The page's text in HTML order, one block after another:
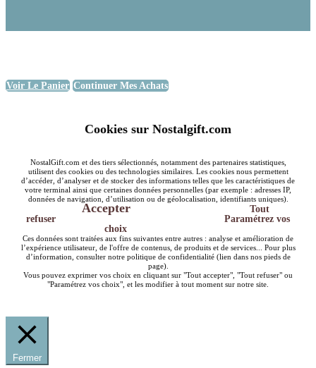
Voir Le Panier Continuer Mes Achats
Cookies sur Nostalgift.com
NostalGift.com et des tiers sélectionnés, notamment des partenaires statistiques,
utilisent des cookies ou des technologies similaires. Les cookies nous permettent
d’accéder, d’analyser et de stocker des informations telles que les caractéristiques de
votre terminal ainsi que certaines données personnelles (par exemple : adresses IP,
données de navigation, d’utilisation ou de géolocalisation, identifiants uniques).
Accepter
Tout
refuser
Paramétrez vos
choix
Ces données sont traitées aux fins suivantes entre autres : analyse et amélioration de
l’expérience utilisateur, de l'offre de contenus, de produits et de services... Pour plus
d’information, consulter notre politique de confidentialité (lien dans nos pieds de
page).
Vous pouvez exprimer vos choix en cliquant sur "Tout accepter", "Tout refuser" ou
"Paramétrez vos choix", et les modifier à tout moment sur notre site.
Fermer